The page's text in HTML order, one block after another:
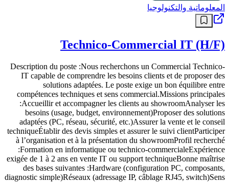
المعلوماتية والتكنولوجيا
Technico-Commercial IT (H/F)
Description du poste :Nous recherchons un Commercial Technico-
IT capable de comprendre les besoins clients et de proposer des
solutions adaptées. Le poste exige un bon équilibre entre
compétences techniques et sens commercial.Missions principales
:Accueillir et accompagner les clients au showroomAnalyser les
besoins (usage, budget, environnement)Proposer des solutions
adaptées (PC, réseau, sécurité, etc.)Assurer la vente et le conseil
techniqueÉtablir des devis simples et assurer le suivi clientParticiper
à l’organisation et à la présentation du showroomProfil recherché
:Formation en informatique ou technico-commercialeExpérience
exigée de 1 à 2 ans en vente IT ou support techniqueBonne maîtrise
des bases suivantes :Hardware (configuration PC, composants,
diagnostic simple)Réseaux (adressage IP, câblage RJ45, switch)Sens